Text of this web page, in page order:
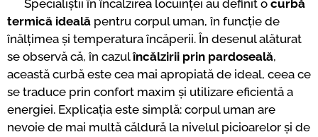
Specialiștii în încălzirea locuinței au definit o curbă
termică ideală pentru corpul uman, în funcție de
înălțimea și temperatura încăperii. În desenul alăturat
se observă că, în cazulîncălzirii prin pardoseală,
această curbă este cea mai apropiată de ideal, ceea ce
se traduce prin confort maxim și utilizare eficientă a
energiei. Explicația este simplă: corpul uman are
nevoie de mai multă căldură la nivelul picioarelor și de